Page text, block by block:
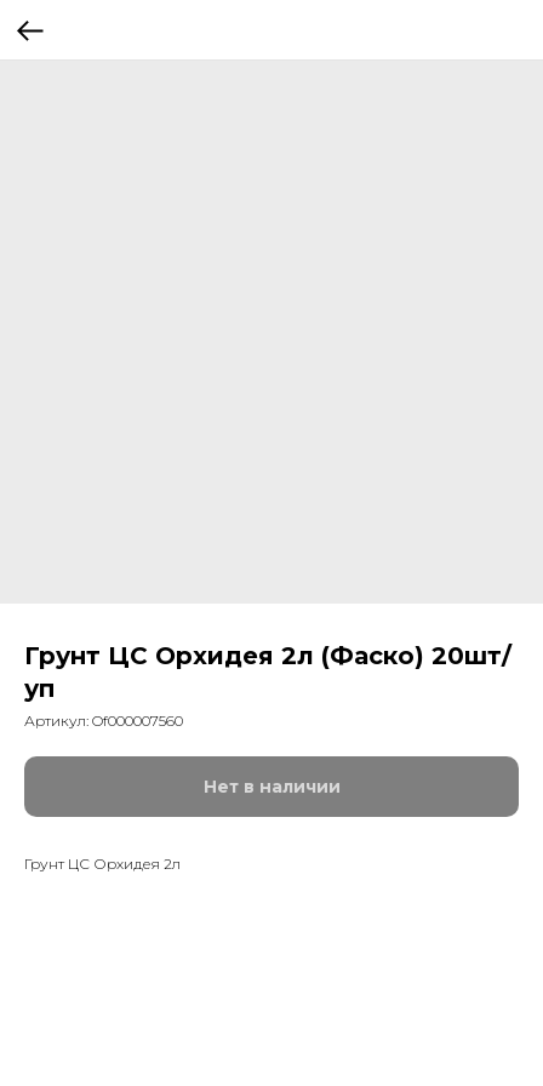
Грунт ЦС Орхидея 2л (Фаско) 20шт/
уп
Артикул: Of000007560
Нет в наличии
Грунт ЦС Орхидея 2л